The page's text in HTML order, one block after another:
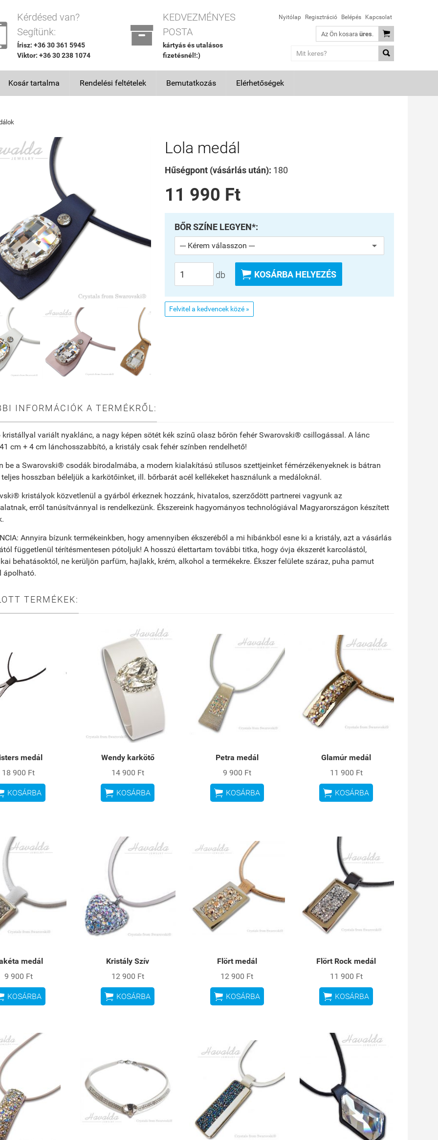
Kérdésed van?
Segítünk:
Írisz: +36 30 361 5945
Viktor: +36 30 238 1074

KEDVEZMÉNYES
POSTA
kártyás és utalásos
fizetésnél!:)
Nyitólap Regisztráció Belépés Kapcsolat
Az Ön kosara üres.


Kosár tartalma Rendelési feltételek Bemutatkozás Elérhetőségek
Lola medál
Hűségpont (vásárlás után): 180
11 990 Ft
BŐR SZÍNE LEGYEN*:
db  KOSÁRBA HELYEZÉS
Felvitel a kedvencek közé »
INFORMÁCIÓK A TERMÉKRŐL:
kristállyal variált nyaklánc, a nagy képen sötét kék színű olasz bőrön fehér Swarovski® csillogással. A lánc
cm + 4 cm lánchosszabbító, a kristály csak fehér színben rendelhető!
be a Swarovski® csodák birodalmába, a modern kialakítású stílusos szettjeinket fémérzékenyeknek is bátran
hosszban béleljük a karkötőinket, ill. bőrbarát acél kellékeket használunk a medáloknál.
kristályok közvetlenül a gyárból érkeznek hozzánk, hivatalos, szerződött partnerei vagyunk az
erről tanúsítvánnyal is rendelkezünk. Ékszereink hagyományos technológiával Magyarországon készített
Annyira bízunk termékeinkben, hogy amennyiben ékszeréből a mi hibánkból esne ki a kristály, azt a vásárlás
függetlenül térítésmentesen pótoljuk! A hosszú élettartam további titka, hogy óvja ékszerét karcolástól,
behatásoktól, ne kerüljön parfüm, hajlakk, krém, alkohol a termékekre. Ékszer felülete száraz, puha pamut
ápolható.
TERMÉKEK:
medál
18 900 Ft
KOSÁRBA
Wendy karkötő
14 900 Ft
 KOSÁRBA
Petra medál
9 900 Ft
 KOSÁRBA
Glamúr medál
11 900 Ft
 KOSÁRBA
medál
9 900 Ft
KOSÁRBA
Kristály Szív
12 900 Ft
 KOSÁRBA
Flört medál
12 900 Ft
 KOSÁRBA
Flört Rock medál
11 900 Ft
 KOSÁRBA